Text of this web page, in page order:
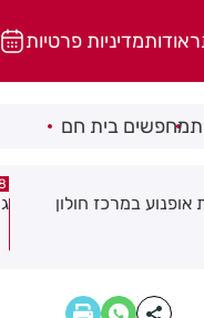
אודותמדיניות פרטיות
מחפשים בית חם
חוף בת ים